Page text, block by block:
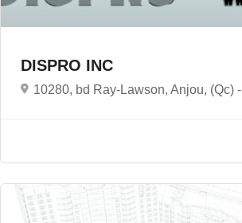
DISPRO INC
10280, bd Ray-Lawson, Anjou, (Qc) -